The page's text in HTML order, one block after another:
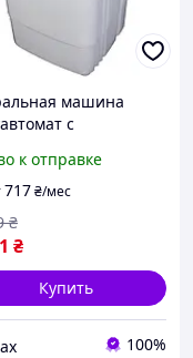
машина
с
7004к отправке
717₴/мес
₴
₴
Купить
100%